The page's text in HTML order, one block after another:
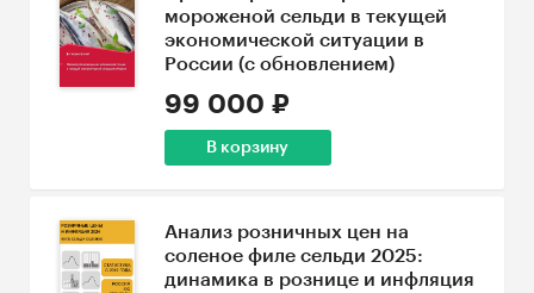
мороженой сельди в текущей
экономической ситуации в
России (с обновлением)
99 000 ₽
В корзину
Анализ розничных цен на
соленое филе сельди 2025:
динамика в рознице и инфляция